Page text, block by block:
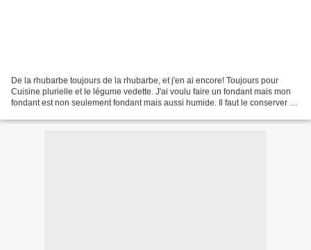
De la rhubarbe toujours de la rhubarbe, et j'en ai encore! Toujours pour
Cuisine plurielle et le légume vedette. J'ai voulu faire un fondant mais mon
fondant est non seulement fondant mais aussi humide. Il faut le conserver au